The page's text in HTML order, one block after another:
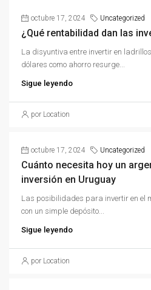
octubre 17, 2024 Uncategorized
¿Qué rentabilidad dan las
La disyuntiva entre invertir en
dólares como ahorro resurge...
Sigue leyendo
por Location
octubre 17, 2024 Uncategorized
Cuánto necesita hoy un
inversión en Uruguay
Las posibilidades para invertir en el
con un simple depósito...
Sigue leyendo
por Location